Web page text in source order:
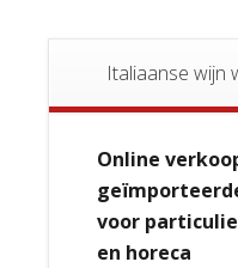
Italiaanse wijn
Online
voor
en horeca